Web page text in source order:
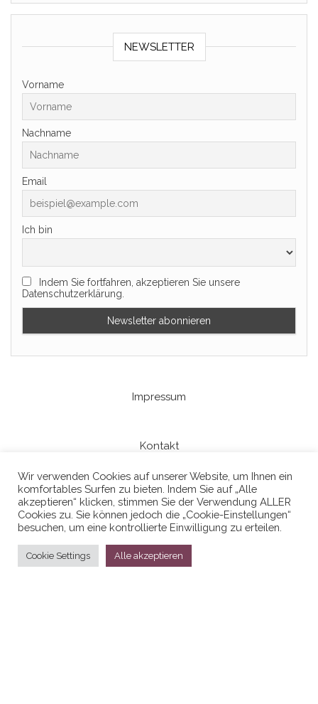
NEWSLETTER
Vorname
Nachname
Email
Ich bin
Indem Sie fortfahren, akzeptieren Sie unsere
Datenschutzerklärung.
Impressum
Kontakt
Datenschutzerklaerung
Stolz präsentiert vonWordPress
Wir verwenden Cookies auf unserer Website, um Ihnen ein
komfortables Surfen zu bieten. Indem Sie auf „Alle
akzeptieren“ klicken, stimmen Sie der Verwendung ALLER
Cookies zu. Sie können jedoch die „Cookie-Einstellungen“
besuchen, um eine kontrollierte Einwilligung zu erteilen.
Cookie Settings Alle akzeptieren